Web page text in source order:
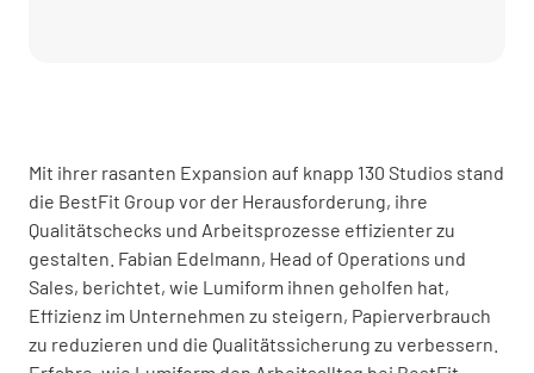
Mit ihrer rasanten Expansion auf knapp 130 Studios stand
die BestFit Group vor der Herausforderung, ihre
Qualitätschecks und Arbeitsprozesse effizienter zu
gestalten. Fabian Edelmann, Head of Operations und
Sales, berichtet, wie Lumiform ihnen geholfen hat,
Effizienz im Unternehmen zu steigern, Papierverbrauch
zu reduzieren und die Qualitätssicherung zu verbessern.